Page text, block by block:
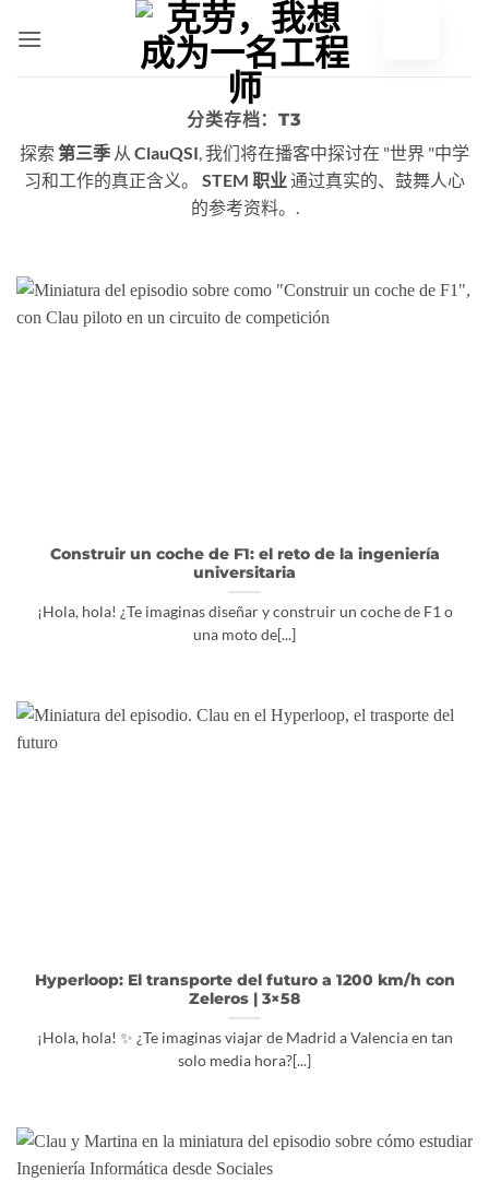
分类存档：T3
探索 第三季 从 ClauQSI, 我们将在播客中探讨在 "世界 "中学
习和工作的真正含义。 STEM 职业通过真实的、鼓舞人心
的参考资料。.
Construir un coche de F1: el reto de la ingeniería
universitaria
¡Hola, hola! ¿Te imaginas diseñar y construir un coche de F1 o
una moto de[...]
Hyperloop: El transporte del futuro a 1200 km/h con
Zeleros | 3×58
¡Hola, hola! ✨ ¿Te imaginas viajar de Madrid a Valencia en tan
solo media hora?[...]